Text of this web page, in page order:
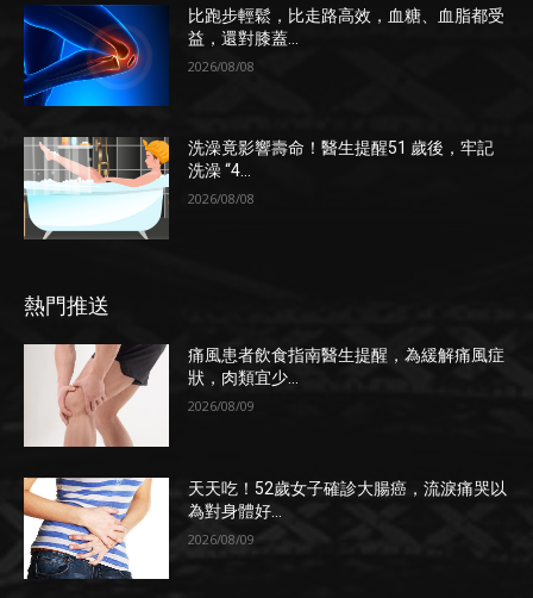
比跑步輕鬆，比走路高效，血糖、血脂都受
益，還對膝蓋...
2026/08/08
洗澡竟影響壽命！醫生提醒51 歲後，牢記
洗澡 “4...
2026/08/08
熱門推送
痛風患者飲食指南醫生提醒，為緩解痛風症
狀，肉類宜少...
2026/08/09
天天吃！52歲女子確診大腸癌，流淚痛哭以
為對身體好...
2026/08/09